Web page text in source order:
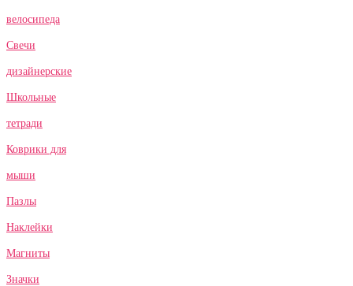
велосипеда
Свечи
дизайнерские
Школьные
тетради
Коврики для
мыши
Пазлы
Наклейки
Магниты
Значки